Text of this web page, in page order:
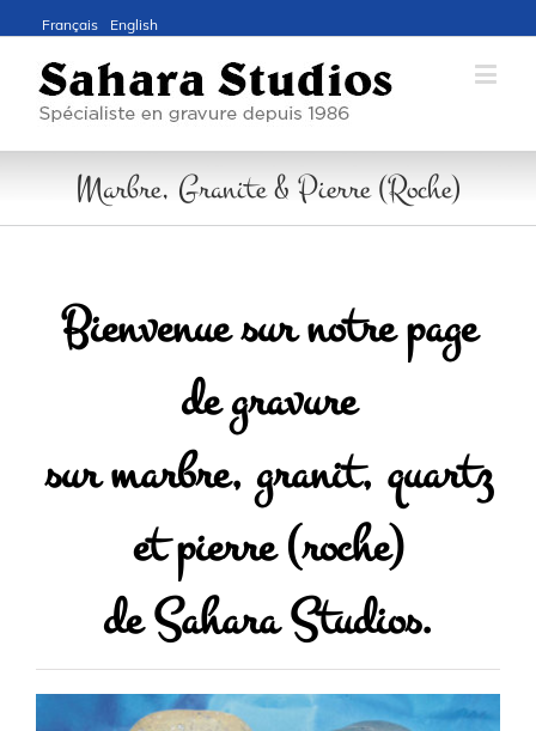
Français English
Marbre, Granite & Pierre (Roche)
Bienvenue sur notre page
de gravure
sur marbre, granit, quartz
et pierre (roche)
de Sahara Studios.